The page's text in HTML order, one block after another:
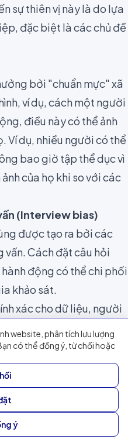
sự thiên vị này là do lựa
đặc biệt là các chủ đề
bởi "chuẩn mực" xã
ví dụ, cách một người
điều này có thể ảnh
Ví dụ, nhiều người có thể
bao giờ tập thể dục vì
của họ khi so với các
(Interview bias)
được tạo ra bởi các
vấn.Cách đặt câu hỏi
độngcó thể chi phối
khảo sát.
xác cho dữ liệu, người
và ý thức được những
xuyên suốt cuộc
vị có thể xảy ra.
người phỏng vấn có thể
người tham gia khảo sát
vị trong mẫu khảo sát
thiên vị trong các khảo
website, phân tích lưu lượng
có thể đồng ý, từ chối hoặc
ý